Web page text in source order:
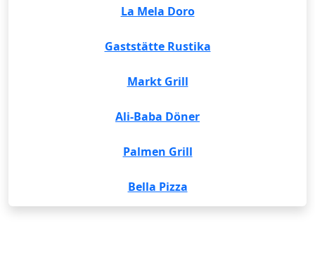
La Mela Doro
Gaststätte Rustika
Markt Grill
Ali-Baba Döner
Palmen Grill
Bella Pizza